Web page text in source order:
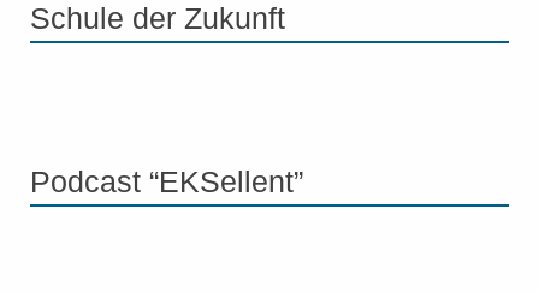
Schule der Zukunft
Podcast “EKSellent”